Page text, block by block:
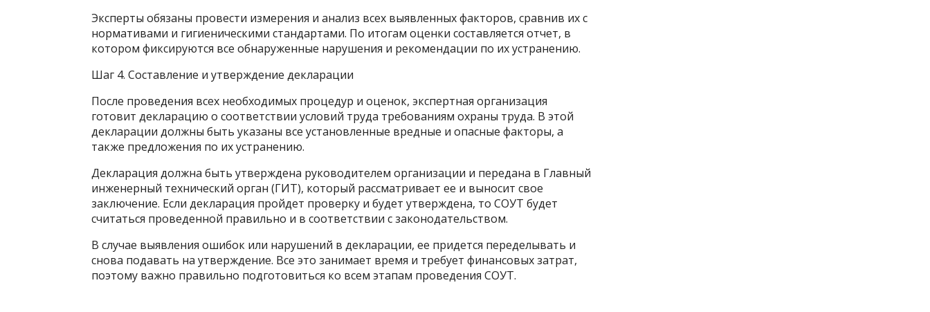
Эксперты обязаны провести измерения и анализ всех выявленных факторов, сравнив их с
нормативами и гигиеническими стандартами. По итогам оценки составляется отчет, в
котором фиксируются все обнаруженные нарушения и рекомендации по их устранению.
Шаг 4. Составление и утверждение декларации
После проведения всех необходимых процедур и оценок, экспертная организация
готовит декларацию о соответствии условий труда требованиям охраны труда. В этой
декларации должны быть указаны все установленные вредные и опасные факторы, а
также предложения по их устранению.
Декларация должна быть утверждена руководителем организации и передана в Главный
инженерный технический орган (ГИТ), который рассматривает ее и выносит свое
заключение. Если декларация пройдет проверку и будет утверждена, то СОУТ будет
считаться проведенной правильно и в соответствии с законодательством.
В случае выявления ошибок или нарушений в декларации, ее придется переделывать и
снова подавать на утверждение. Все это занимает время и требует финансовых затрат,
поэтому важно правильно подготовиться ко всем этапам проведения СОУТ.